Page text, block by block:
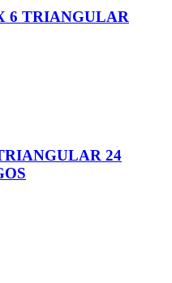
6 TRIANGULAR
24